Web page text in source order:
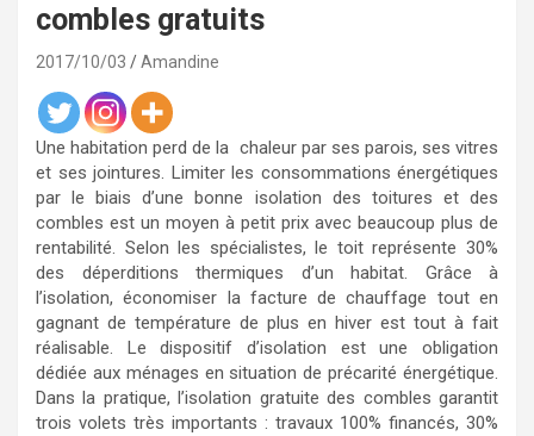
combles gratuits
2017/10/03 Amandine
Une habitation perd de la chaleur par ses parois, ses vitres
et ses jointures. Limiter les consommations énergétiques
par le biais d’une bonne isolation des toitures et des
combles est un moyen à petit prix avec beaucoup plus de
rentabilité. Selon les spécialistes, le toit représente 30%
des déperditions thermiques d’un habitat. Grâce à
l’isolation, économiser la facture de chauffage tout en
gagnant de température de plus en hiver est tout à fait
réalisable. Le dispositif d’isolation est une obligation
dédiée aux ménages en situation de précarité énergétique.
Dans la pratique, l’isolation gratuite des combles garantit
trois volets très importants : travaux 100% financés, 30%